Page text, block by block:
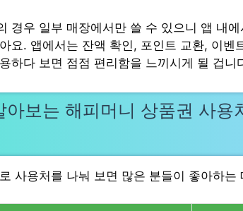
경우 일부 매장에서만 쓸 수 있으니 앱 내
요. 앱에서는 잔액 확인, 포인트 교환, 이벤
하다 보면 점점 편리함을 느끼시게 될 겁니
아보는 해피머니 상품권 사용
사용처를 나눠 보면 많은 분들이 좋아하는